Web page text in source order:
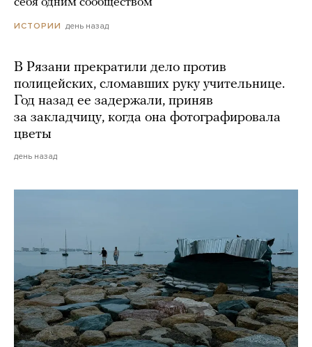
ИСТОРИИ день назад
В Рязани прекратили дело против
полицейских, сломавших руку учительнице.
Год назад ее задержали, приняв
за закладчицу, когда она фотографировала
цветы
день назад